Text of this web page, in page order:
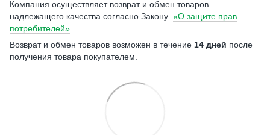
Компания осуществляет возврат и обмен товаров
надлежащего качества согласно Закону «О защите прав
потребителей».
Возврат и обмен товаров возможен в течение 14 дней после
получения товара покупателем.